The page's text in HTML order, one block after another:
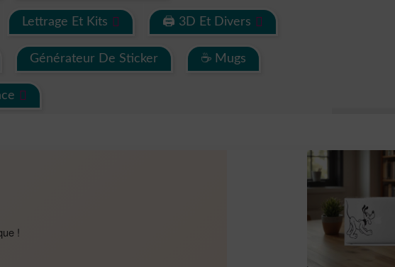
Lettrage Et Kits 🖨 3D Et Divers
Générateur De Sticker ☕ Mugs
!